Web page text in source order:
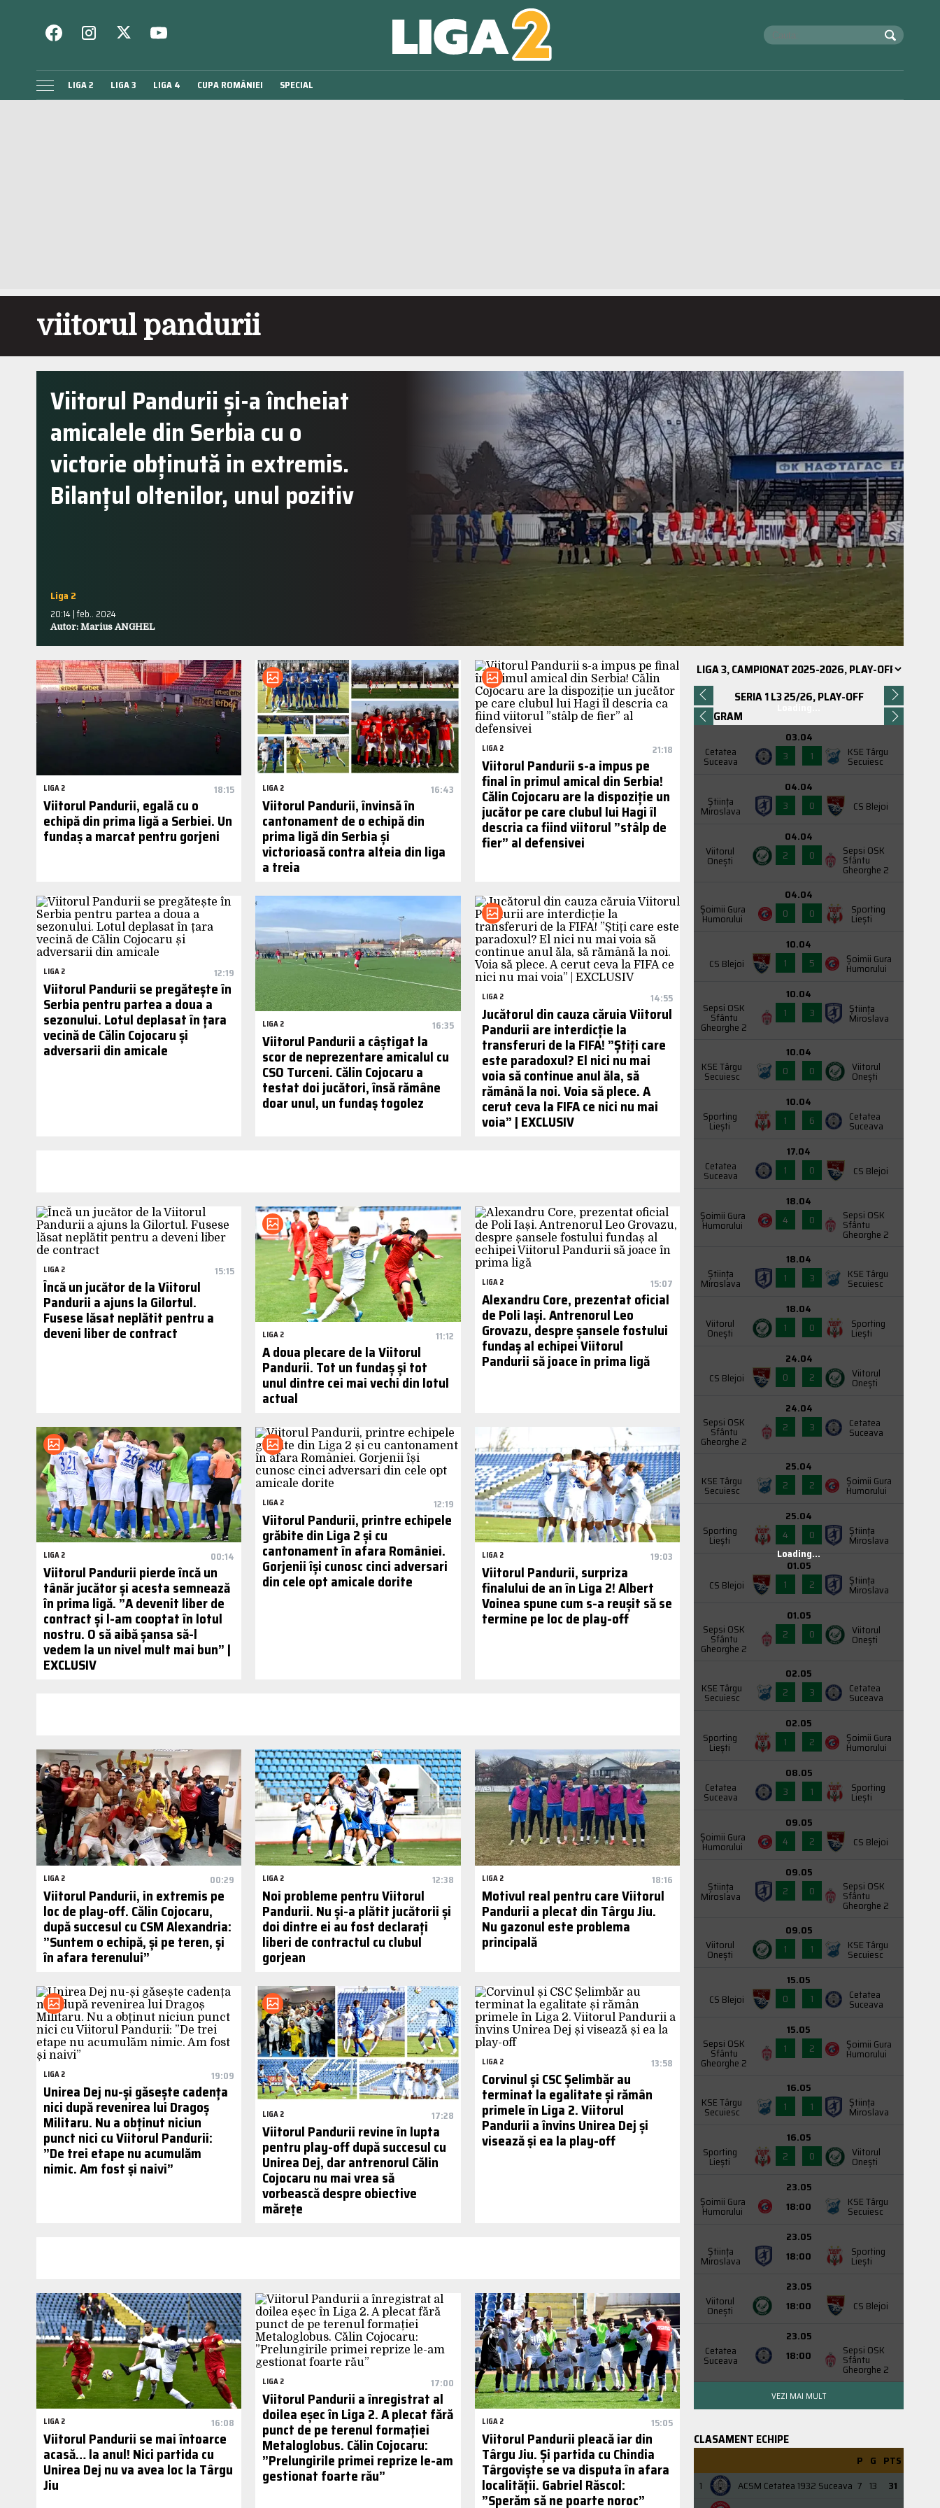
LIGA 2 LIGA 3 LIGA 4 CUPA ROMÂNIEI SPECIAL
viitorul pandurii
Viitorul Pandurii și-a încheiat
amicalele din Serbia cu o
victorie obținută in extremis.
Bilanțul oltenilor, unul pozitiv
Liga 2
20:14 | feb.. 2024
Autor: Marius ANGHEL
LIGA 2 18:15
Viitorul Pandurii, egală cu o
echipă din prima ligă a Serbiei. Un
fundaș a marcat pentru gorjeni
LIGA 2 16:43
Viitorul Pandurii, învinsă în
cantonament de o echipă din
prima ligă din Serbia și
victorioasă contra alteia din liga
a treia
LIGA 2 21:18
Viitorul Pandurii s-a impus pe
final în primul amical din Serbia!
Călin Cojocaru are la dispoziție un
jucător pe care clubul lui Hagi îl
descria ca fiind viitorul ”stâlp de
fier” al defensivei
LIGA 2 12:19
Viitorul Pandurii se pregătește în
Serbia pentru partea a doua a
sezonului. Lotul deplasat în țara
vecină de Călin Cojocaru și
adversarii din amicale
LIGA 2 16:35
Viitorul Pandurii a câștigat la
scor de neprezentare amicalul cu
CSO Turceni. Călin Cojocaru a
testat doi jucători, însă rămâne
doar unul, un fundaș togolez
LIGA 2 14:55
Jucătorul din cauza căruia Viitorul
Pandurii are interdicție la
transferuri de la FIFA! ”Știți care
este paradoxul? El nici nu mai
voia să continue anul ăla, să
rămână la noi. Voia să plece. A
cerut ceva la FIFA ce nici nu mai
voia” | EXCLUSIV
LIGA 2 15:15
Încă un jucător de la Viitorul
Pandurii a ajuns la Gilortul.
Fusese lăsat neplătit pentru a
deveni liber de contract LIGA 2 11:12
A doua plecare de la Viitorul
Pandurii. Tot un fundaș și tot
unul dintre cei mai vechi din lotul
actual
LIGA 2 15:07
Alexandru Core, prezentat oficial
de Poli Iași. Antrenorul Leo
Grovazu, despre șansele fostului
fundaș al echipei Viitorul
Pandurii să joace în prima ligă
LIGA 2 00:14
Viitorul Pandurii pierde încă un
tânăr jucător și acesta semnează
în prima ligă. ”A devenit liber de
contract și l-am cooptat în lotul
nostru. O să aibă șansa să-l
vedem la un nivel mult mai bun” |
EXCLUSIV
LIGA 2 12:19
Viitorul Pandurii, printre echipele
grăbite din Liga 2 și cu
cantonament în afara României.
Gorjenii își cunosc cinci adversari
din cele opt amicale dorite
LIGA 2 19:03
Viitorul Pandurii, surpriza
finalului de an în Liga 2! Albert
Voinea spune cum s-a reușit să se
termine pe loc de play-off
LIGA 2 00:29
Viitorul Pandurii, in extremis pe
loc de play-off. Călin Cojocaru,
după succesul cu CSM Alexandria:
”Suntem o echipă, și pe teren, și
în afara terenului”
LIGA 2 12:38
Noi probleme pentru Viitorul
Pandurii. Nu și-a plătit jucătorii și
doi dintre ei au fost declarați
liberi de contractul cu clubul
gorjean
LIGA 2 18:16
Motivul real pentru care Viitorul
Pandurii a plecat din Târgu Jiu.
Nu gazonul este problema
principală
LIGA 2 19:09
Unirea Dej nu-și găsește cadența
nici după revenirea lui Dragoș
Militaru. Nu a obținut niciun
punct nici cu Viitorul Pandurii:
”De trei etape nu acumulăm
nimic. Am fost și naivi”
LIGA 2 17:28
Viitorul Pandurii revine în lupta
pentru play-off după succesul cu
Unirea Dej, dar antrenorul Călin
Cojocaru nu mai vrea să
vorbească despre obiective
mărețe
LIGA 2 13:58
Corvinul și CSC Șelimbăr au
terminat la egalitate și rămân
primele în Liga 2. Viitorul
Pandurii a învins Unirea Dej și
visează și ea la play-off
LIGA 2 16:08
Viitorul Pandurii se mai întoarce
acasă… la anul! Nici partida cu
Unirea Dej nu va avea loc la Târgu
Jiu
LIGA 2 17:00
Viitorul Pandurii a înregistrat al
doilea eșec în Liga 2. A plecat fără
punct de pe terenul formației
Metaloglobus. Călin Cojocaru:
”Prelungirile primei reprize le-am
gestionat foarte rău”
LIGA 2 15:05
Viitorul Pandurii pleacă iar din
Târgu Jiu. Și partida cu Chindia
Târgoviște se va disputa în afara
localității. Gabriel Răscol:
”Sperăm să ne poarte noroc”
SERIA 1 L3 25/26, PLAY-OFF
PROGRAM
Cetatea
Suceava
03.04
3
1 KSE Târgu
Secuiesc
Știința
Miroslava
04.04
3
0 CS Blejoi
Viitorul
Onești
04.04
2
0 Sepsi OSK
Sfântu
Gheorghe 2
Şoimii Gura
Humorului
04.04
0
0 Sporting
Liești
CS Blejoi
10.04
1
5 Şoimii Gura
Humorului
Sepsi OSK
Sfântu
Gheorghe 2
10.04
1
3 Știința
Miroslava
KSE Târgu
Secuiesc
10.04
0
0 Viitorul
Onești
Sporting
Liești
10.04
1
6 Cetatea
Suceava
Cetatea
Suceava
17.04
1
0 CS Blejoi
Şoimii Gura
Humorului
18.04
4
0 Sepsi OSK
Sfântu
Gheorghe 2
Știința
Miroslava
18.04
1
3 KSE Târgu
Secuiesc
Viitorul
Onești
18.04
1
0 Sporting
Liești
CS Blejoi
24.04
0
2 Viitorul
Onești
Sepsi OSK
Sfântu
Gheorghe 2
24.04
2
3 Cetatea
Suceava
KSE Târgu
Secuiesc
25.04
2
2 Şoimii Gura
Humorului
Sporting
Liești
25.04
4
0 Știința
Miroslava
CS Blejoi
01.05
1
2 Știința
Miroslava
Sepsi OSK
Sfântu
Gheorghe 2
01.05
2
0 Viitorul
Onești
KSE Târgu
Secuiesc
02.05
2
3 Cetatea
Suceava
Sporting
Liești
02.05
1
2 Şoimii Gura
Humorului
Cetatea
Suceava
08.05
3
1 Sporting
Liești
Şoimii Gura
Humorului
09.05
4
2 CS Blejoi
Știința
Miroslava
09.05
2
0 Sepsi OSK
Sfântu
Gheorghe 2
Viitorul
Onești
09.05
1
1 KSE Târgu
Secuiesc
CS Blejoi
15.05
0
1 Cetatea
Suceava
Sepsi OSK
Sfântu
Gheorghe 2
15.05
1
2 Şoimii Gura
Humorului
KSE Târgu
Secuiesc
16.05
1
1 Știința
Miroslava
Sporting
Liești
16.05
2
0 Viitorul
Onești
Şoimii Gura
Humorului
23.05
18:00
KSE Târgu
Secuiesc
Știința
Miroslava
23.05
18:00
Sporting
Liești
Viitorul
Onești
23.05
18:00
CS Blejoi
Cetatea
Suceava
23.05
18:00
Sepsi OSK
Sfântu
Gheorghe 2
Loading...
VEZI MAI MULT
CLASAMENT ECHIPE
P G PTS
1
ACSM Cetatea 1932 Suceava 7 13
31